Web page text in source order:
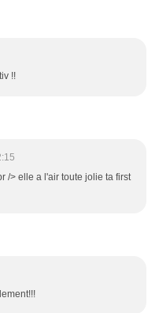
!!
/> elle a l'air toute jolie ta first